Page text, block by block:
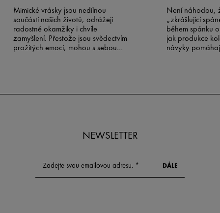
Mimické vrásky jsou nedílnou
součástí našich životů, odrážejí
radostné okamžiky i chvíle
zamyšlení. Přestože jsou svědectvím
prožitých emocí, mohou s sebou
průvodci se zaměříme na specifika
pro udržení mladistvého vzhledu
Není náhodou,
„zkrášlující
během spánku
jak produkce
návyky
NEWSLETTER